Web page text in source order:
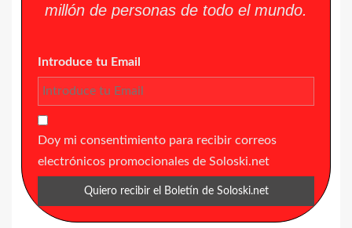
millón de personas de todo el mundo.
Introduce tu Email
Doy mi consentimiento para recibir correos
electrónicos promocionales de Soloski.net